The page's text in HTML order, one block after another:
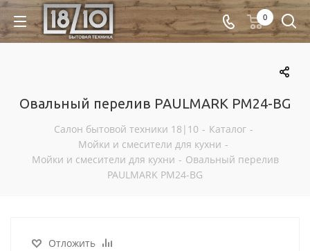
0
Овальный перелив PAULMARK PM24-BG
Салон бытовой техники 18|10 - Каталог -
Мойки и смесители для кухни -
Мойки и смесители для кухни - Овальный перелив
PAULMARK PM24-BG
Отложить